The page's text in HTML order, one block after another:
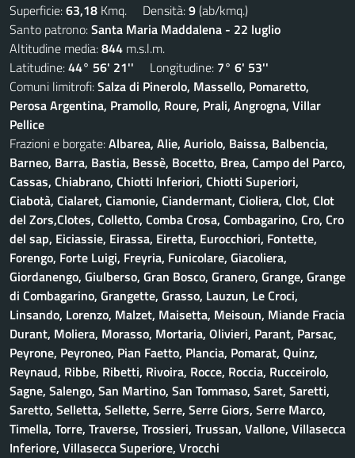
Superficie:63,18 Kmq. Densità:9(ab/kmq.)
Santo patrono:Santa Maria Maddalena - 22 luglio
Altitudine media:844 m.s.l.m.
Latitudine:44° 56' 21'' Longitudine: 7° 6' 53''
Comuni limitrofi:Salza di Pinerolo, Massello, Pomaretto,
Perosa Argentina, Pramollo, Roure, Prali, Angrogna, Villar
Pellice
Frazioni e borgate:Albarea, Alie, Auriolo, Baissa, Balbencia,
Barneo, Barra, Bastia, Bessè, Bocetto, Brea, Campo del Parco,
Cassas, Chiabrano, Chiotti Inferiori, Chiotti Superiori,
Ciabotà, Cialaret, Ciamonie, Ciandermant, Cioliera, Clot, Clot
del Zors,Clotes, Colletto, Comba Crosa, Combagarino, Cro, Cro
del sap, Eiciassie, Eirassa, Eiretta, Eurocchiori, Fontette,
Forengo, Forte Luigi, Freyria, Funicolare, Giacoliera,
Giordanengo, Giulberso, Gran Bosco, Granero, Grange, Grange
di Combagarino, Grangette, Grasso, Lauzun, Le Croci,
Linsando, Lorenzo, Malzet, Maisetta, Meisoun, Miande Fracia
Durant, Moliera, Morasso, Mortaria, Olivieri, Parant, Parsac,
Peyrone, Peyroneo, Pian Faetto, Plancia, Pomarat, Quinz,
Reynaud, Ribbe, Ribetti, Rivoira, Rocce, Roccia, Rucceirolo,
Sagne, Salengo, San Martino, San Tommaso, Saret, Saretti,
Saretto, Selletta, Sellette, Serre, Serre Giors, Serre Marco,
Timella, Torre, Traverse, Trossieri, Trussan, Vallone, Villasecca
Inferiore, Villasecca Superiore, Vrocchi